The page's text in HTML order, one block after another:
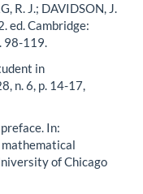
R. J.; DAVIDSON, J.
ed. Cambridge:
98-119.
in
n. 6, p. 14-17,
In:
mathematical
of Chicago